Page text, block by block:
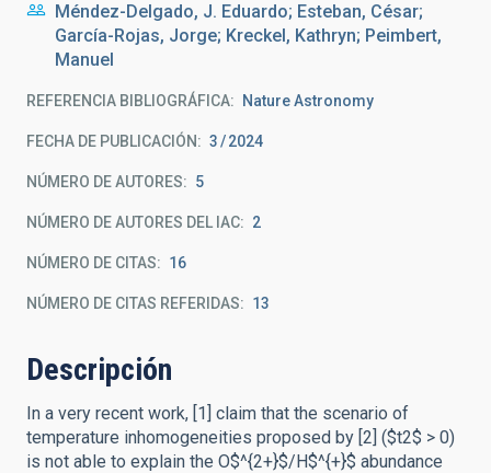
Méndez-Delgado, J. Eduardo; Esteban, César;
García-Rojas, Jorge; Kreckel, Kathryn; Peimbert,
Manuel
REFERENCIA BIBLIOGRÁFICA Nature Astronomy
FECHA DE PUBLICACIÓN: 3 2024
NÚMERO DE AUTORES 5
NÚMERO DE AUTORES DEL IAC 2
NÚMERO DE CITAS 16
NÚMERO DE CITAS REFERIDAS 13
Descripción
In a very recent work, [1] claim that the scenario of
temperature inhomogeneities proposed by [2] ($t2$ > 0)
is not able to explain the O$^{2+}$/H$^{+}$ abundance